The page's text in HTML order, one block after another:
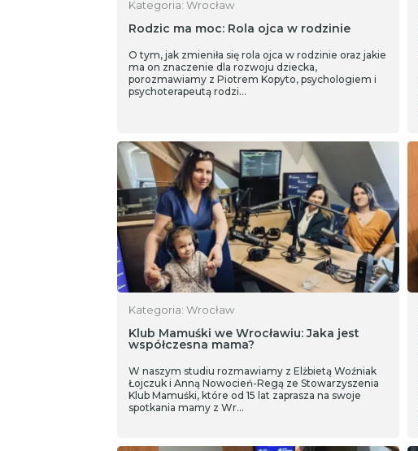
Kategoria: Wrocław
Rodzic ma moc: Rola ojca w rodzinie
O tym, jak zmieniła się rola ojca w rodzinie oraz jakie
ma on znaczenie dla rozwoju dziecka,
porozmawiamy z Piotrem Kopyto, psychologiem i
psychoterapeutą rodzi…
Kategoria: Wrocław
Klub Mamuśki we Wrocławiu: Jaka jest
współczesna mama?
W naszym studiu rozmawiamy z Elżbietą Woźniak
Łojczuk i Anną Nowocień-Regą ze Stowarzyszenia
Klub Mamuśki, które od 15 lat zaprasza na swoje
spotkania mamy z Wr…